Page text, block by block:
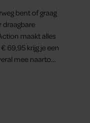
bent of graag
draagbare
maakt alles
69,95 krijg je een
mee naartoe